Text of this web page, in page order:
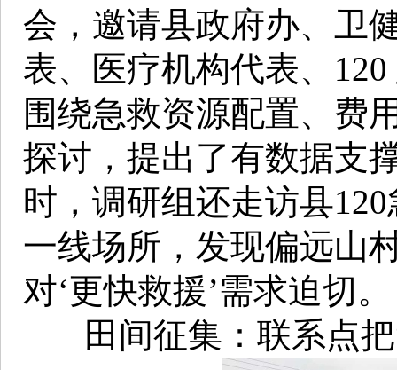
会，邀请县政府办、卫
表、医疗机构代表、
围绕急救资源配置、费
探讨，提出了有数据支
时，调研组还走访县
一线场所，发现偏远山
对‘更快救援’需求迫切。
田间征集：联系点